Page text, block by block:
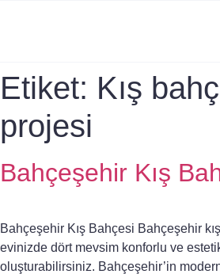
Etiket: Kış
projesi
Bahçeşehir Kış
Bahçeşehir Kış Bahçesi Bahçeşehir
evinizde dört mevsim konforlu ve
oluşturabilirsiniz. Bahçeşehir’in